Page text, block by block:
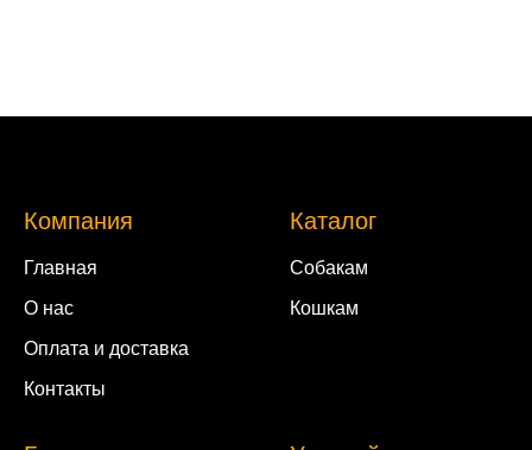
Компания
Главная
О нас
Оплата и доставка
Контакты
Каталог
Собакам
Кошкам